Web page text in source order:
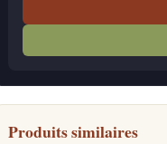
Produits similaires